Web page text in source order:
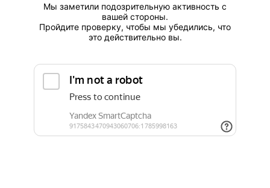
Мы заметили подозрительную активность с
вашей стороны.
Пройдите проверку, чтобы мы убедились, что
это действительно вы.